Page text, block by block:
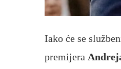
Iako će se
premijera